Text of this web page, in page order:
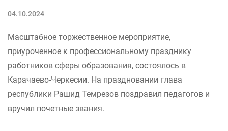
04.10.2024
Масштабное торжественное мероприятие,
приуроченное к профессиональному празднику
работников сферы образования, состоялось в
Карачаево-Черкесии. На праздновании глава
республики Рашид Темрезов поздравил педагогов и
вручил почетные звания.